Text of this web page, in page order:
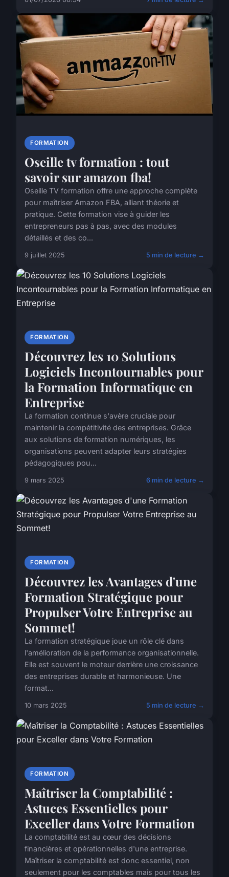
FORMATION
Oseille tv formation : tout
savoir sur amazon fba!
Oseille TV formation offre une approche complète
pour maîtriser Amazon FBA, alliant théorie et
pratique. Cette formation vise à guider les
entrepreneurs pas à pas, avec des modules
détaillés et des co...
9 juillet 2025 5 min de lecture →
FORMATION
Découvrez les 10 Solutions
Logiciels Incontournables pour
la Formation Informatique en
Entreprise
La formation continue s'avère cruciale pour
maintenir la compétitivité des entreprises. Grâce
aux solutions de formation numériques, les
organisations peuvent adapter leurs stratégies
pédagogiques pou...
9 mars 2025 6 min de lecture →
FORMATION
Découvrez les Avantages d'une
Formation Stratégique pour
Propulser Votre Entreprise au
Sommet!
La formation stratégique joue un rôle clé dans
l'amélioration de la performance organisationnelle.
Elle est souvent le moteur derrière une croissance
des entreprises durable et harmonieuse. Une
format...
10 mars 2025 5 min de lecture →
FORMATION
Maîtriser la Comptabilité :
Astuces Essentielles pour
Exceller dans Votre Formation
La comptabilité est au cœur des décisions
financières et opérationnelles d'une entreprise.
Maîtriser la comptabilité est donc essentiel, non
seulement pour les comptables mais pour tous les